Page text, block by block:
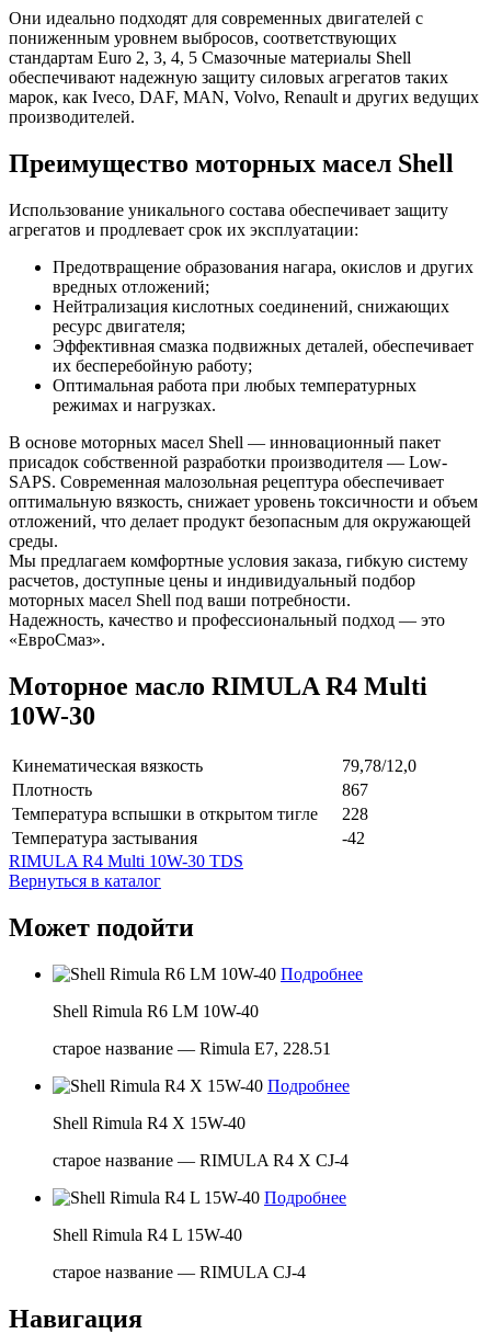
Они идеально подходят для современных двигателей с
пониженным уровнем выбросов, соответствующих
стандартам Euro 2, 3, 4, 5 Смазочные материалы Shell
обеспечивают надежную защиту силовых агрегатов таких
марок, как Iveco, DAF, MAN, Volvo, Renault и других ведущих
производителей.
Преимущество моторных масел Shell
Использование уникального состава обеспечивает защиту
агрегатов и продлевает срок их эксплуатации:
Предотвращение образования нагара, окислов и других
вредных отложений;
Нейтрализация кислотных соединений, снижающих
ресурс двигателя;
Эффективная смазка подвижных деталей, обеспечивает
их бесперебойную работу;
Оптимальная работа при любых температурных
режимах и нагрузках.
В основе моторных масел Shell — инновационный пакет
присадок собственной разработки производителя — Low-
SAPS. Современная малозольная рецептура обеспечивает
оптимальную вязкость, снижает уровень токсичности и объем
отложений, что делает продукт безопасным для окружающей
среды.
Мы предлагаем комфортные условия заказа, гибкую систему
расчетов, доступные цены и индивидуальный подбор
моторных масел Shell под ваши потребности.
Надежность, качество и профессиональный подход — это
«ЕвроСмаз».
Моторное масло RIMULA R4 Multi
10W-30
Кинематическая вязкость
79,78/12,0
Плотность
867
Температура вспышки в открытом тигле
228
Температура застывания
-42
RIMULA R4 Multi 10W-30 TDS
Вернуться в каталог
Может подойти
Подробнее
Shell Rimula R6 LM 10W-40
старое название — Rimula E7, 228.51
Подробнее
Shell Rimula R4 X 15W-40
старое название — RIMULA R4 X CJ-4
Подробнее
Shell Rimula R4 L 15W-40
старое название — RIMULA CJ-4
Навигация